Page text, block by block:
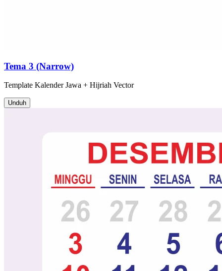
Tema 3 (Narrow)
Template Kalender Jawa + Hijriah Vector
Unduh